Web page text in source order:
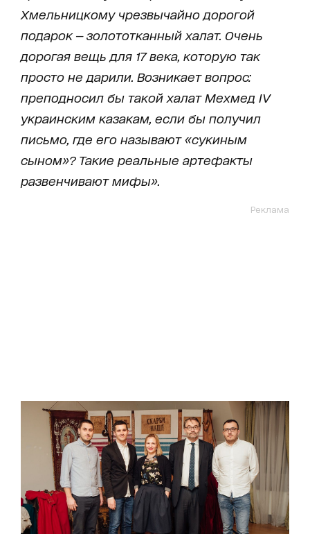
Хмельницкому чрезвычайно дорогой
подарок — золототканный халат. Очень
дорогая вещь для 17 века, которую так
просто не дарили. Возникает вопрос:
преподносил бы такой халат Мехмед IV
украинским казакам, если бы получил
письмо, где его называют «сукиным
сыном»? Такие реальные артефакты
развенчивают мифы».
Реклама